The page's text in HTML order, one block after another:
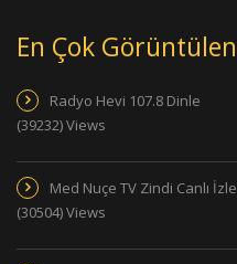
En Çok
Radyo Hevi 107.8 Dinle
(39232) Views
Med Nuçe TV Zindi Canlı İzle
(30504) Views